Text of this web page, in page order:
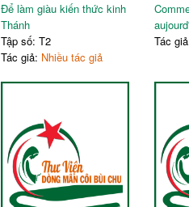
Để làm giàu kiến thức kinh
Thánh
Tập số: T2
Tác giả: Nhiều tác giả
Tác